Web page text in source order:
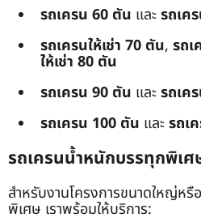
รถเครน 60 ตัน และรถเค
รถเครนให้เช่า 70 ตัน, รถ
ให้เช่า 80 ตัน
รถเครน 90 ตัน และรถเค
รถเครน 100 ตัน และรถเ
รถเครนน้ำหนักบรรทุกพิเ
สำหรับงานโครงการขนาดใหญ่ห
พิเศษ เราพร้อมให้บริการ: